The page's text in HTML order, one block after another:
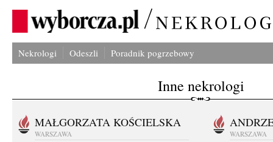
Nekrologi Odeszli Poradnik pogrzebowy
Inne nekrologi
MAŁGORZATA KOŚCIELSKA
WARSZAWA WARSZAWA